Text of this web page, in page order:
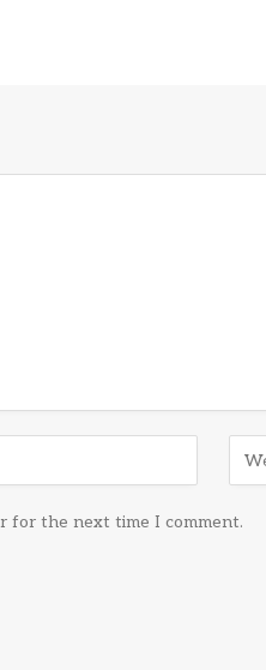
for the next time I comment.